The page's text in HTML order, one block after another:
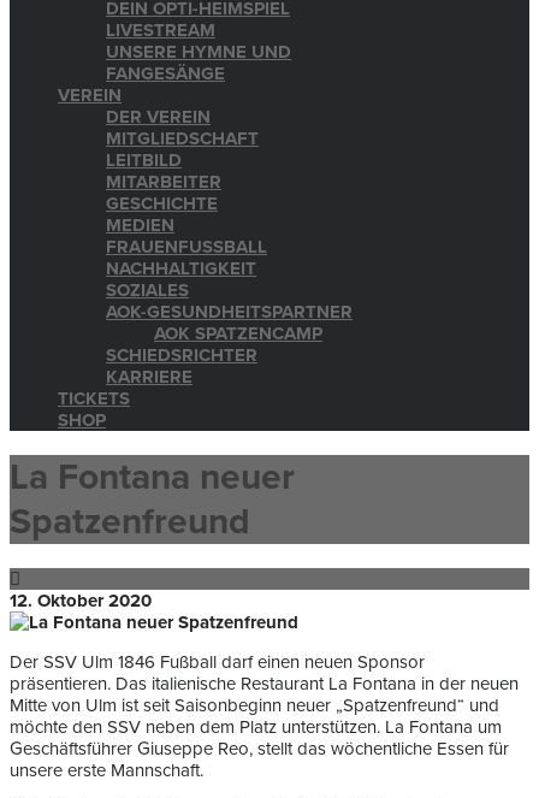
DEIN OPTI-HEIMSPIEL
LIVESTREAM
UNSERE HYMNE UND
FANGESÄNGE
VEREIN
DER VEREIN
MITGLIEDSCHAFT
LEITBILD
MITARBEITER
GESCHICHTE
MEDIEN
FRAUENFUSSBALL
NACHHALTIGKEIT
SOZIALES
AOK-GESUNDHEITSPARTNER
AOK SPATZENCAMP
SCHIEDSRICHTER
KARRIERE
TICKETS
SHOP
La Fontana neuer
Spatzenfreund
12. Oktober 2020
Der SSV Ulm 1846 Fußball darf einen neuen Sponsor
präsentieren. Das italienische Restaurant La Fontana in der neuen
Mitte von Ulm ist seit Saisonbeginn neuer „Spatzenfreund“ und
möchte den SSV neben dem Platz unterstützen. La Fontana um
Geschäftsführer Giuseppe Reo, stellt das wöchentliche Essen für
unsere erste Mannschaft.